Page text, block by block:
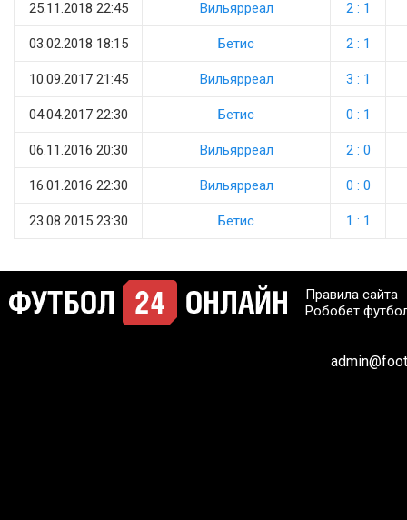
25.11.2018 22:45 Вильярреал 2 : 1
03.02.2018 18:15 Бетис 2 : 1
10.09.2017 21:45 Вильярреал 3 : 1
04.04.2017 22:30 Бетис 0 : 1
06.11.2016 20:30 Вильярреал 2 : 0
16.01.2016 22:30 Вильярреал 0 : 0
23.08.2015 23:30 Бетис 1 : 1
Правила сайта
Робобет